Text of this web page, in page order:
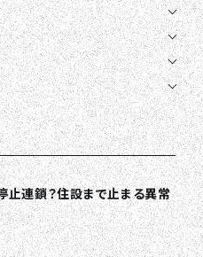
止連鎖？住設まで止まる異常